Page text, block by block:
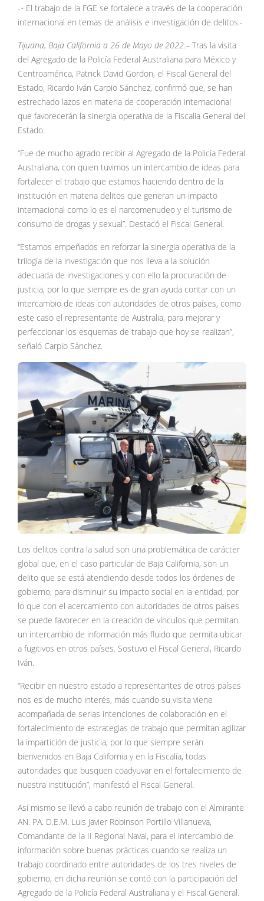
-• El trabajo de la FGE se fortalece a través de la cooperación
internacional en temas de análisis e investigación de delitos.-
Tijuana, Baja California a 26 de Mayo de 2022.– Tras la visita
del Agregado de la Policía Federal Australiana para México y
Centroamérica, Patrick David Gordon, el Fiscal General del
Estado, Ricardo Iván Carpio Sánchez, confirmó que, se han
estrechado lazos en materia de cooperación internacional
que favorecerán la sinergia operativa de la Fiscalía General del
Estado.
“Fue de mucho agrado recibir al Agregado de la Policía Federal
Australiana, con quien tuvimos un intercambio de ideas para
fortalecer el trabajo que estamos haciendo dentro de la
institución en materia delitos que generan un impacto
internacional como lo es el narcomenudeo y el turismo de
consumo de drogas y sexual”. Destacó el Fiscal General.
“Estamos empeñados en reforzar la sinergia operativa de la
trilogía de la investigación que nos lleva a la solución
adecuada de investigaciones y con ello la procuración de
justicia, por lo que siempre es de gran ayuda contar con un
intercambio de ideas con autoridades de otros países, como
este caso el representante de Australia, para mejorar y
perfeccionar los esquemas de trabajo que hoy se realizan”,
señaló Carpio Sánchez.
Los delitos contra la salud son una problemática de carácter
global que, en el caso particular de Baja California, son un
delito que se está atendiendo desde todos los órdenes de
gobierno, para disminuir su impacto social en la entidad, por
lo que con el acercamiento con autoridades de otros países
se puede favorecer en la creación de vínculos que permitan
un intercambio de información más fluido que permita ubicar
a fugitivos en otros países. Sostuvo el Fiscal General, Ricardo
Iván.
“Recibir en nuestro estado a representantes de otros países
nos es de mucho interés, más cuando su visita viene
acompañada de serias intenciones de colaboración en el
fortalecimiento de estrategias de trabajo que permitan agilizar
la impartición de justicia, por lo que siempre serán
bienvenidos en Baja California y en la Fiscalía, todas
autoridades que busquen coadyuvar en el fortalecimiento de
nuestra institución”, manifestó el Fiscal General.
Así mismo se llevó a cabo reunión de trabajo con el Almirante
AN. PA. D.E.M. Luis Javier Robinson Portillo Villanueva,
Comandante de la II Regional Naval, para el intercambio de
información sobre buenas prácticas cuando se realiza un
trabajo coordinado entre autoridades de los tres niveles de
gobierno, en dicha reunión se contó con la participación del
Agregado de la Policía Federal Australiana y el Fiscal General.